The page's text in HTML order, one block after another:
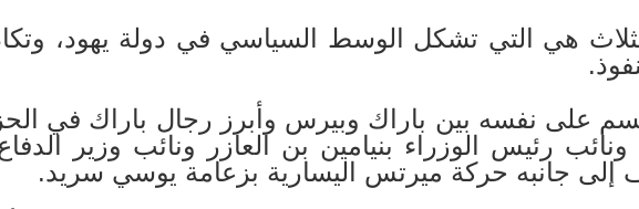
هي التي تشكل الوسط السياسي في دولة يهود،
نفسه بين باراك وبيرس وأبرز رجال باراك في
رئيس الوزراء بنيامين بن العازر ونائب وزير
إلى جانبه حركة ميرتس اليسارية بزعامة يوسي سريد.